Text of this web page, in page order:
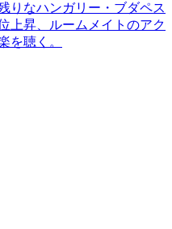
りなハンガリー・ブダペス
上昇、ルームメイトのアク
を聴く。